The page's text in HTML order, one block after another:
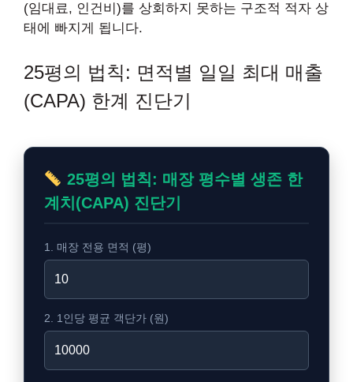
(임대료, 인건비)를 상회하지 못하는 구조적 적자 상
태에 빠지게 됩니다.
25평의 법칙: 면적별 일일 최대 매출
(CAPA) 한계 진단기
25평의 법칙: 매장 평수별 생존 한
계치(CAPA) 진단기
1. 매장 전용 면적 (평)
2. 1인당 평균 객단가 (원)